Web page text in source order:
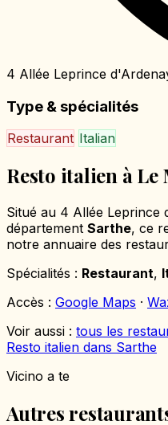
4 Allée Leprince
Type & spécialités
Restaurant Italian
Resto italien à Le
Situé au 4 Allée Leprince
département Sarthe, ce
notre annuaire des
Spécialités : Restaurant,
Accès : Google Maps ·
Voir aussi : tous les
Resto italien dans Sarthe
Vicino a te
Autres